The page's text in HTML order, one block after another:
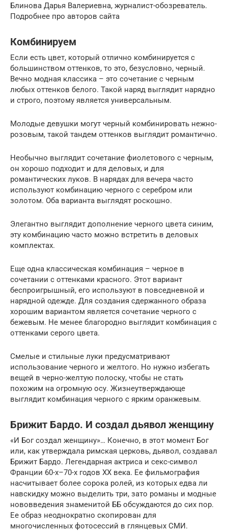
Блинова Дарья Валериевна, журналист-обозреватель.
Подробнее про авторов сайта
Комбинируем
Если есть цвет, который отлично комбинируется с
большинством оттенков, то это, безусловно, черный.
Вечно модная классика – это сочетание с черным
любых оттенков белого. Такой наряд выглядит нарядно
и строго, поэтому является универсальным.
Молодые девушки могут черный комбинировать нежно-
розовым, такой тандем оттенков выглядит романтично.
Необычно выглядит сочетание фиолетового с черным,
он хорошо подходит и для деловых, и для
романтических луков. В нарядах для вечера часто
используют комбинацию черного с серебром или
золотом. Оба варианта выглядят роскошно.
Элегантно выглядит дополнение черного цвета синим,
эту комбинацию часто можно встретить в деловых
комплектах.
Еще одна классическая комбинация – черное в
сочетании с оттенками красного. Этот вариант
беспроигрышный, его используют в повседневной и
нарядной одежде. Для создания сдержанного образа
хорошим вариантом является сочетание черного с
бежевым. Не менее благородно выглядит комбинация с
оттенками серого цвета.
Смелые и стильные луки предусматривают
использование черного и желтого. Но нужно избегать
вещей в черно-желтую полоску, чтобы не стать
похожим на огромную осу. Жизнеутверждающе
выглядит комбинация черного с ярким оранжевым.
Брижит Бардо. И создал дьявол женщину
«И Бог создал женщину»… Конечно, в этот момент Бог
или, как утверждала римская церковь, дьявол, создавал
Брижит Бардо. Легендарная актриса и секс-символ
Франции 60-х–70-х годов XX века. Ее фильмография
насчитывает более сорока ролей, из которых едва ли
навскидку можно выделить три, зато романы и модные
нововведения знаменитой ББ обсуждаются до сих пор.
Ее образ неоднократно скопирован для
многочисленных фотосессий в глянцевых СМИ.